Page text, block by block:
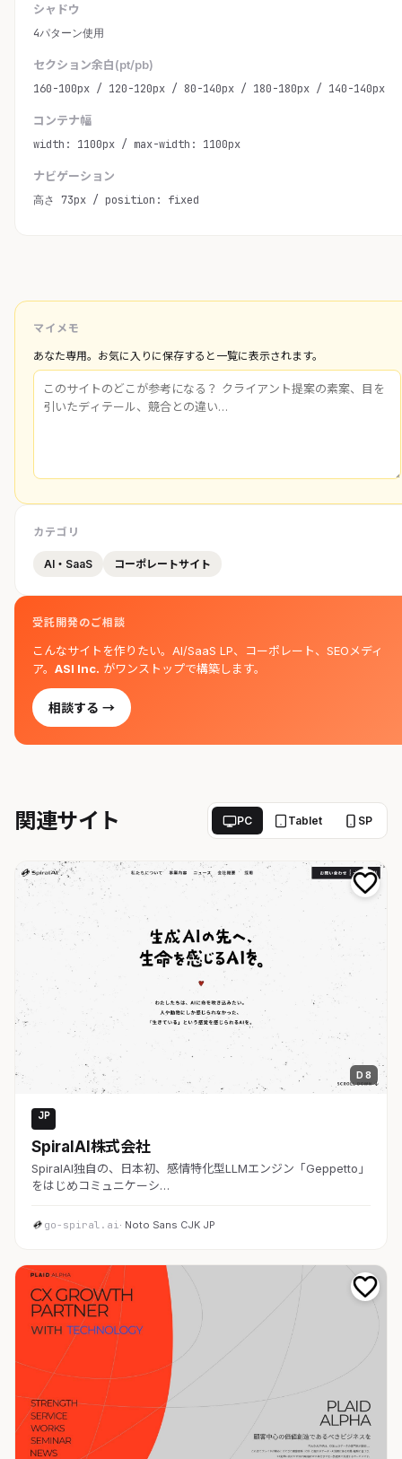
シャドウ
4パターン使用
セクション余白(pt/pb)
160-100px / 120-120px / 80-140px / 180-180px / 140-140px
コンテナ幅
width: 1100px / max-width: 1100px
ナビゲーション
高さ 73px / position: fixed
マイメモ
あなた専用。お気に入りに保存すると一覧に表示されます。
カテゴリ
AI・SaaS コーポレートサイト
受託開発のご相談
こんなサイトを作りたい。AI/SaaS LP、コーポレート、SEOメディ
ア。 ASI Inc. がワンストップで構築します。
相談する →
関連サイト PC Tablet SP
D 8
JP
SpiralAI株式会社
SpiralAI独自の、日本初、感情特化型LLMエンジン「Geppetto」
をはじめコミュニケーシ…
go-spiral.ai· Noto Sans CJK JP